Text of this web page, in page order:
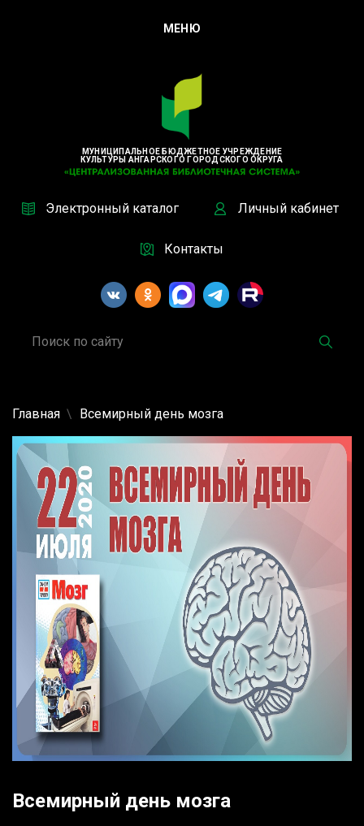
МУНИЦИПАЛЬНОЕ БЮДЖЕТНОЕ УЧРЕЖДЕНИЕ
КУЛЬТУРЫ АНГАРСКОГО ГОРОДСКОГО ОКРУГА
Электронный каталог Личный кабинет
Контакты
МЕНЮ
Главная Всемирный день мозга
Всемирный день мозга